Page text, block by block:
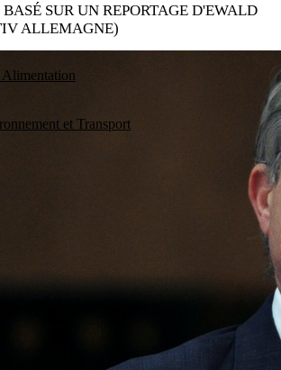
et Transport
SUR UN REPORTAGE D'EWALD
ALLEMAGNE)